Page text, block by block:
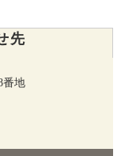
先
番地